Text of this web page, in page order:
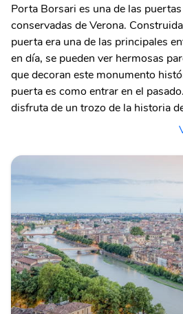
Porta Borsari es una de las
conservadas de Verona.
puerta era una de las principales
en día, se pueden ver hermosas
que decoran este monumento
puerta es como entrar en el
disfruta de un trozo de la historia